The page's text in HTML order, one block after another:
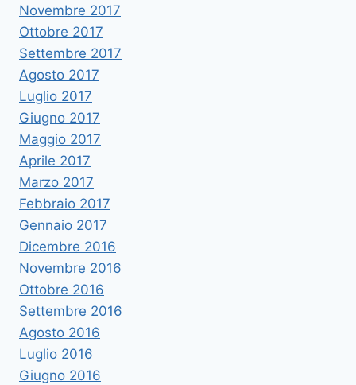
Novembre 2017
Ottobre 2017
Settembre 2017
Agosto 2017
Luglio 2017
Giugno 2017
Maggio 2017
Aprile 2017
Marzo 2017
Febbraio 2017
Gennaio 2017
Dicembre 2016
Novembre 2016
Ottobre 2016
Settembre 2016
Agosto 2016
Luglio 2016
Giugno 2016